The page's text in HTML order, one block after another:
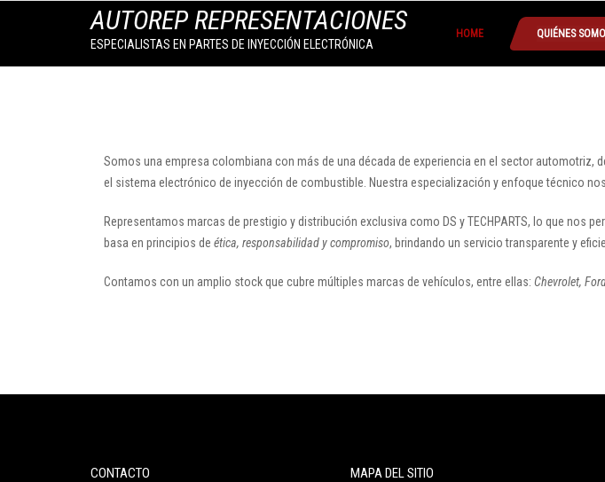
AUTOREP REPRESENTACIONES
ESPECIALISTAS EN PARTES DE INYECCIÓN ELECTRÓNICA
HOME QUIÉNES
Somos una empresa colombiana con más de una década de experiencia en el sector automotriz,
el sistema electrónico de inyección de combustible . Nuestra especialización y enfoque técnico
Representamos marcas de prestigio y distribución exclusiva como DS yTECHPARTS, lo que nos
basa en principios de ética, responsabilidad y compromiso, brindando un servicio transparente y
Contamos con un amplio stock que cubre múltiples marcas de vehículos, entre ellas: Chevrolet,
CONTACTO MAPA DEL SITIO